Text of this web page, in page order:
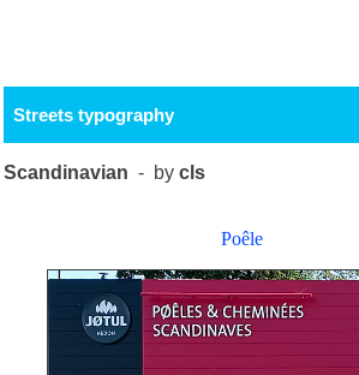
Streets typography
Scandinavian - bycls
Poêle